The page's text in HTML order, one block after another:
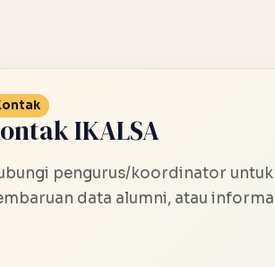
IKALSA
pengurus/koordinator
data alumni, atau